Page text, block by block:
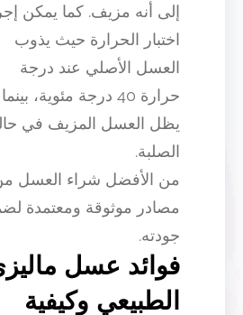
إلى أنه مزيف. كما يمكن
اختبار الحرارة حيث يذوب
العسل الأصلي عند درجة
حرارة 40 درجة مئوية، بينما
يظل العسل المزيف في
الصلبة.
من الأفضل شراء العسل
مصادر موثوقة ومعتمدة
جودته.
فوائد عسل
الطبيعي وكيفية